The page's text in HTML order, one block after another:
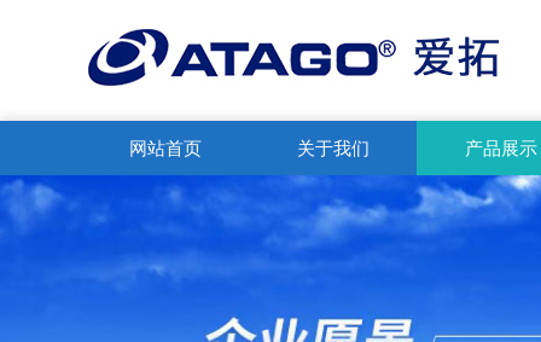
网站首页 关于我们 产品展示